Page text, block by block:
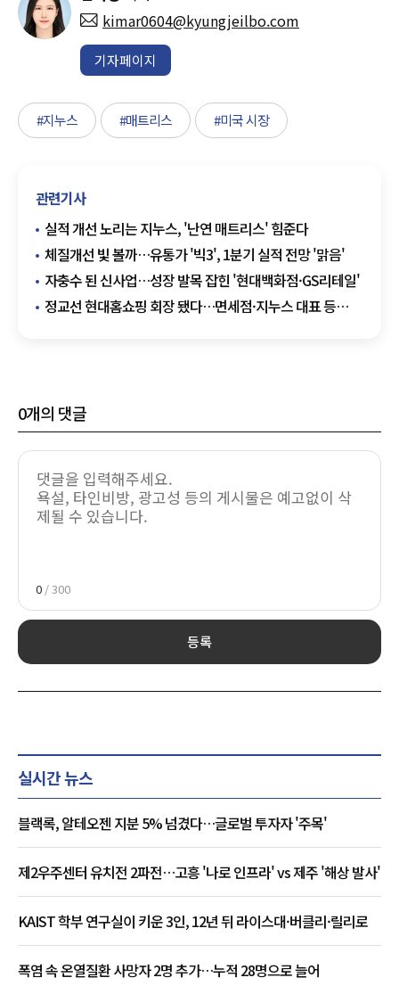
kimar0604@kyungjeilbo.com
기자페이지
#지누스 #매트리스 #미국 시장
관련기사
실적 개선 노리는 지누스, '난연 매트리스' 힘준다
체질개선 빛 볼까…유통가 '빅3', 1분기 실적 전망 '맑음'
자충수 된 신사업…성장 발목 잡힌 '현대백화점·GS리테일'
정교선 현대홈쇼핑 회장 됐다…면세점·지누스 대표 등
0개의 댓글
0 / 300
등록
실시간 뉴스
블랙록, 알테오젠 지분 5% 넘겼다…글로벌 투자자 '주목'
제2우주센터 유치전 2파전…고흥 '나로 인프라' vs 제주 '해상 발사'
KAIST 학부 연구실이 키운 3인, 12년 뒤 라이스대·버클리·릴리로
폭염 속 온열질환 사망자 2명 추가…누적 28명으로 늘어